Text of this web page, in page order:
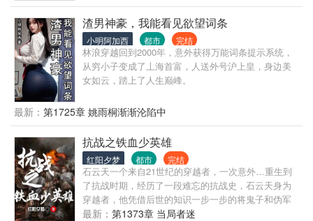
渣男神豪，我能看见欲望词条
小明阿加西 都市 完结
林浪穿越回到2000年，意外获得万能词条提示系统，
从穷小子变成了丄海首富，人送外号沪上皇，身边美
女如云，踏上了人生巅峰。
最新： 第1725章 姚雨桐渐渐沦陷中
抗战之铁血少英雄
红阳夕梦 都市 完结
石云天一个来自21世纪的穿越者，一次意外…重生到
了抗战时期，经历了一段难忘的抗战史，石云天身为
穿越者，他凭借后世的知识一步一步的将鬼子和伪军
击败，直至抗战的胜利，最后迎来新时代的曙光。
最新： 第1373章 当局者迷